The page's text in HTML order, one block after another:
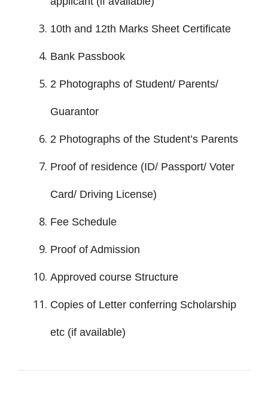
10th and 12th Marks Sheet Certificate
Bank Passbook
2 Photographs of Student/ Parents/
Guarantor
2 Photographs of the Student’s Parents
Proof of residence (ID/ Passport/ Voter
Card/ Driving License)
Fee Schedule
Proof of Admission
Approved course Structure
Copies of Letter conferring Scholarship
etc (if available)